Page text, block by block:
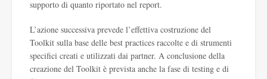
supporto di quanto riportato nel report.
L’azione successiva prevede l’effettiva costruzione del
Toolkit sulla base delle best practices raccolte e di strumenti
specifici creati e utilizzati dai partner. A conclusione della
creazione del Toolkit è prevista anche la fase di testing e di